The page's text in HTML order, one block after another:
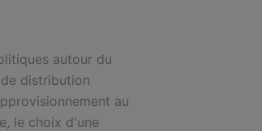
autour du
distribution
au
le choix d'une